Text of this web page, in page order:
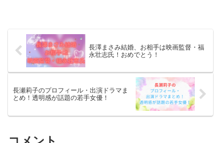
長澤まさみ結婚、お相手は映画監督・福
永壮志氏！おめでとう！
長瀬莉子のプロフィール・出演ドラマま
とめ！透明感が話題の若手女優！